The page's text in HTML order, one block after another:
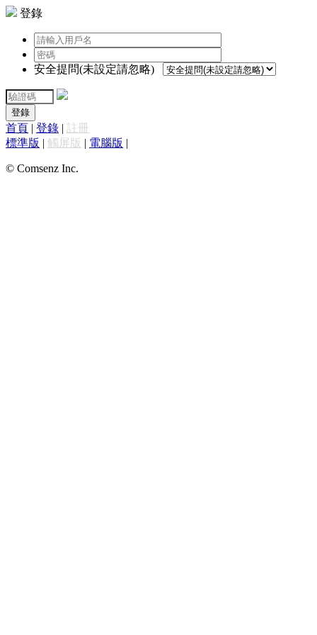
登錄
安全提問(未設定請忽略)
登錄
首頁 | 登錄 | 註冊
標準版 | 觸屏版 | 電腦版 |
© Comsenz Inc.